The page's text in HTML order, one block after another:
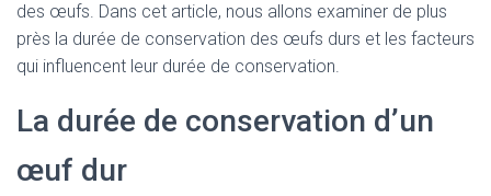
des œufs. Dans cet article, nous allons examiner de plus
près la durée de conservation des œufs durs et les facteurs
qui influencent leur durée de conservation.
La durée de conservation d’un
œuf dur